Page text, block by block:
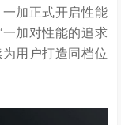
加正式开启性能
一加对性能的追求
用户打造同档位